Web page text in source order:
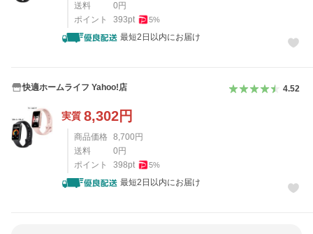
送料
0 円
ポイント
393pt 5%
最短2日以内にお届け
快適ホームライフ Yahoo!店 4.52
実質 8,302円
商品価格 8,700 円
送料
0 円
ポイント
398pt 5%
最短2日以内にお届け